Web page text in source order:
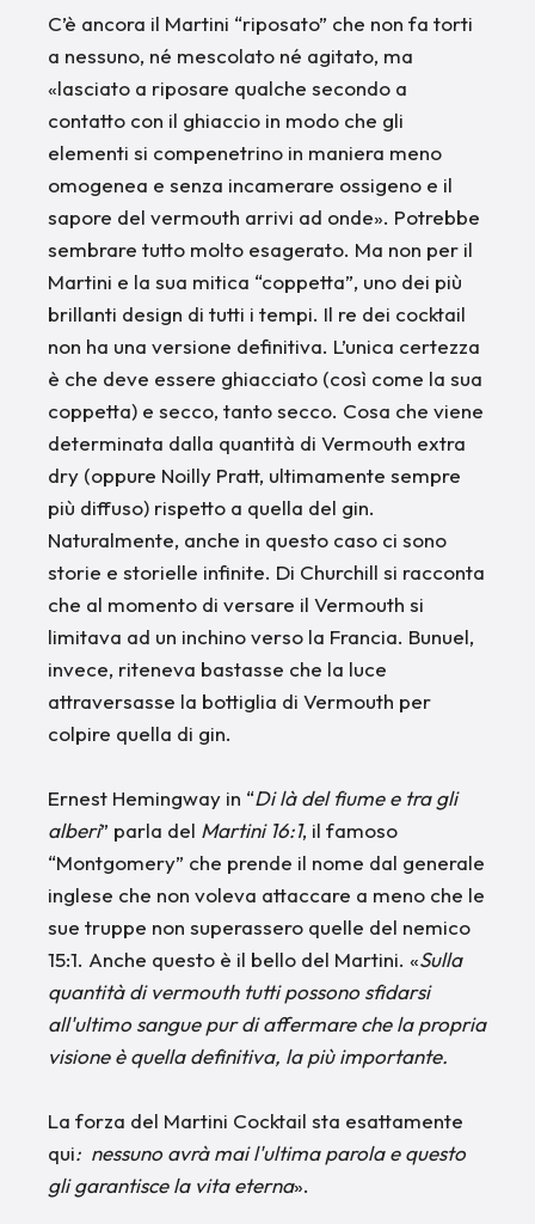
C’è ancora il Martini “riposato” che non fa torti
a nessuno, né mescolato né agitato, ma
«lasciato a riposare qualche secondo a
contatto con il ghiaccio in modo che gli
elementi si compenetrino in maniera meno
omogenea e senza incamerare ossigeno e il
sapore del vermouth arrivi ad onde». Potrebbe
sembrare tutto molto esagerato. Ma non per il
Martini e la sua mitica “coppetta”, uno dei più
brillanti design di tutti i tempi. Il re dei cocktail
non ha una versione definitiva. L’unica certezza
è che deve essere ghiacciato (così come la sua
coppetta) e secco, tanto secco. Cosa che viene
determinata dalla quantità di Vermouth extra
dry (oppure Noilly Pratt, ultimamente sempre
più diffuso) rispetto a quella del gin.
Naturalmente, anche in questo caso ci sono
storie e storielle infinite. Di Churchill si racconta
che al momento di versare il Vermouth si
limitava ad un inchino verso la Francia. Bunuel,
invece, riteneva bastasse che la luce
attraversasse la bottiglia di Vermouth per
colpire quella di gin.
Ernest Hemingway in “Di là del fiume e tra gli
alberi” parla del Martini 16:1, il famoso
“Montgomery” che prende il nome dal generale
inglese che non voleva attaccare a meno che le
sue truppe non superassero quelle del nemico
15:1. Anche questo è il bello del Martini. «Sulla
quantità di vermouth tutti possono sfidarsi
all'ultimo sangue pur di affermare che la propria
visione è quella definitiva, la più importante.
La forza del Martini Cocktail sta esattamente
qui: nessuno avrà mai l'ultima parola e questo
gli garantisce la vita eterna».